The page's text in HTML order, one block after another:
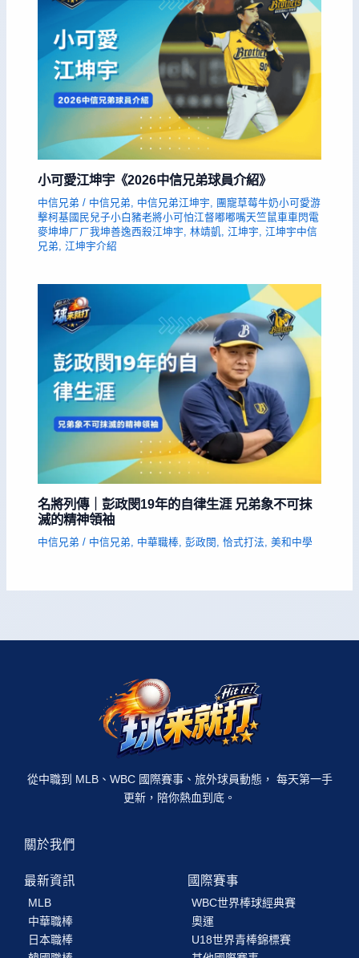
小可愛江坤宇《2026中信兄弟球員介紹》
中信兄弟 / 中信兄弟 中信兄弟江坤宇
團寵草莓牛奶小可愛游
擊柯基國民兒子小白豬老將小可怕江督嘟嘟嘴天竺鼠車車閃電
麥坤坤ㄏㄏ我坤善逸西殺江坤宇 ,林靖凱 ,江坤宇 ,江坤宇中信
兄弟 ,江坤宇介紹
名將列傳｜彭政閔19年的自律生涯 兄弟象不可抹
滅的精神領袖
中信兄弟 / 中信兄弟 中華職棒 ,彭政閔 ,恰式打法 ,美和中學
從中職到 MLB、WBC 國際賽事、旅外球員動態， 每天第一手
更新，陪你熱血到底。
關於我們
最新資訊
MLB
中華職棒
日本職棒
國際賽事
WBC世界棒球經典賽
奧運
U18世界青棒錦標賽